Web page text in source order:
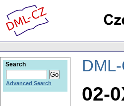
02-
Search
Advanced Search